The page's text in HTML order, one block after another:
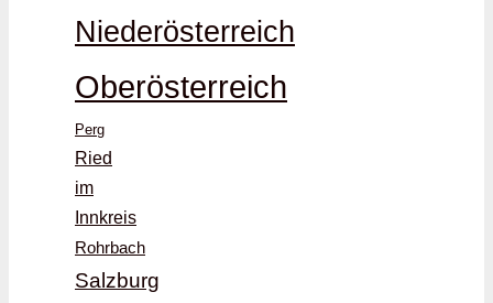
Niederösterreich
Oberösterreich
Perg
Ried
im
Innkreis
Rohrbach
Salzburg